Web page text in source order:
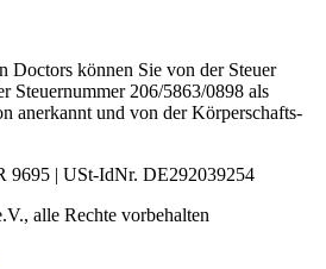
Doctors können Sie von der Steuer
Steuer­nummer 206/5863/0898 als
aner­kannt und von der Körper­schafts­
9695 | USt-IdNr. DE292039254
alle Rechte vorbehalten